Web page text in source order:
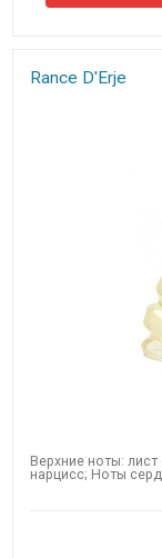
Rance D'Erje
Верхние ноты:
нарцисс; Ноты